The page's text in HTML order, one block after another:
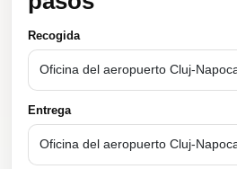
Recogida
Entrega